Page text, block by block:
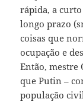
rápida, a
longo prazo
coisas que
ocupação e
Então, mestre
que Putin –
população